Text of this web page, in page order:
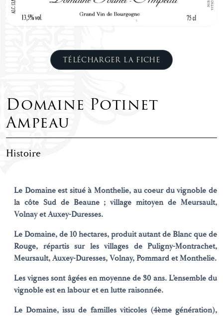
TÉLÉCHARGER LA FICHE
Domaine Potinet
Ampeau
Histoire
Le Domaine est situé à Monthelie, au coeur du vignoble de
la côte Sud de Beaune ; village mitoyen de Meursault,
Volnay et Auxey-Duresses.
Le Domaine, de 10 hectares, produit autant de Blanc que de
Rouge, répartis sur les villages de Puligny-Montrachet,
Meursault, Auxey-Duresses, Volnay, Pommard et Monthelie.
Les vignes sont âgées en moyenne de 30 ans. L’ensemble du
vignoble est en labour et en lutte raisonnée.
Le Domaine, issu de familles viticoles (4ème génération),